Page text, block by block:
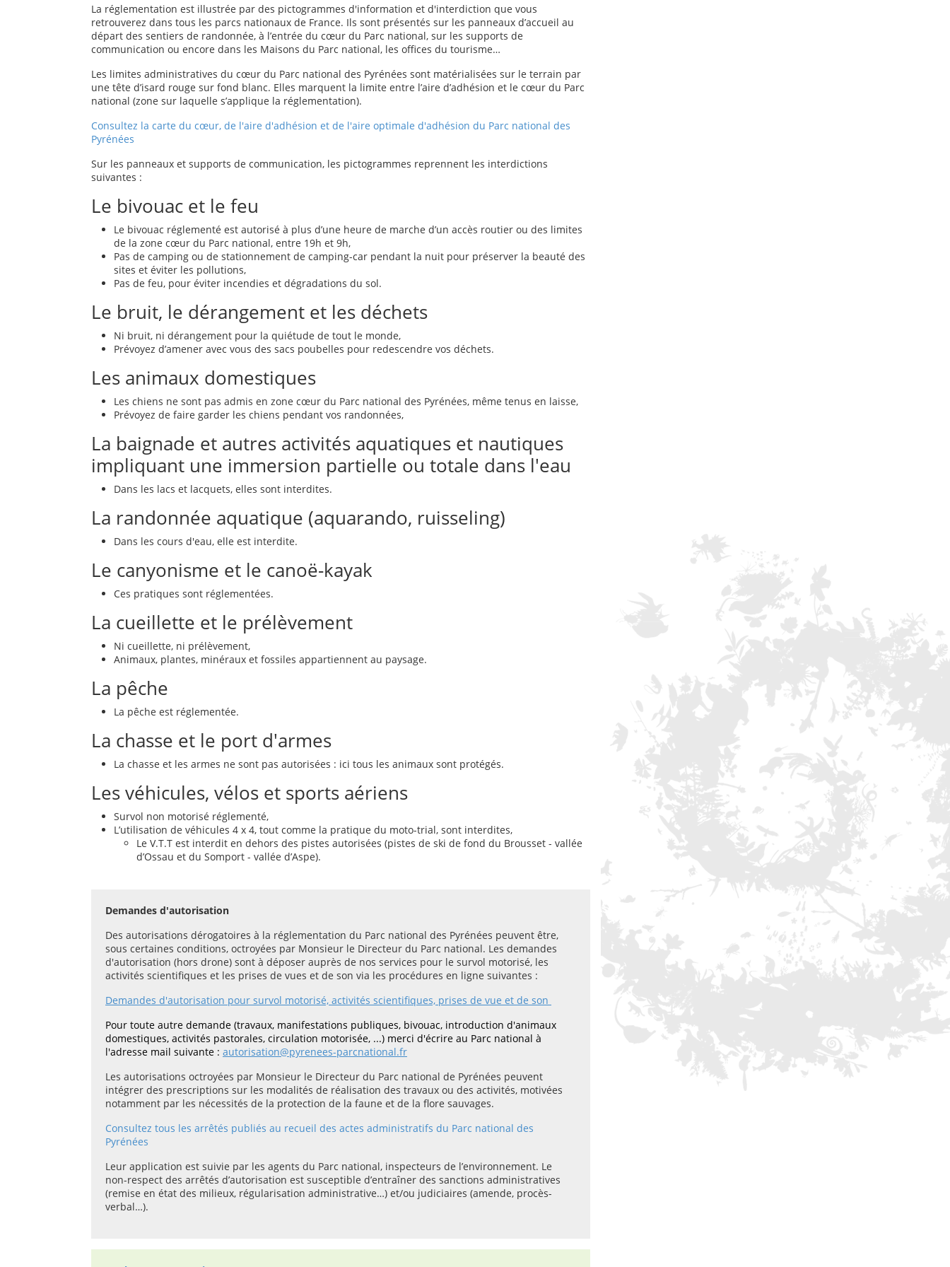
La réglementation est illustrée par des pictogrammes d'information et d'interdiction que vous
retrouverez dans tous les parcs nationaux de France. Ils sont présentés sur les panneaux d’accueil au
départ des sentiers de randonnée, à l’entrée du cœur du Parc national, sur les supports de
communication ou encore dans les Maisons du Parc national, les offices du tourisme…
Les limites administratives du cœur du Parc national des Pyrénées sont matérialisées sur le terrain par
une tête d’isard rouge sur fond blanc. Elles marquent la limite entre l’aire d’adhésion et le cœur du Parc
national (zone sur laquelle s’applique la réglementation).
Consultez la carte du cœur, de l'aire d'adhésion et de l'aire optimale d'adhésion du Parc national des
Pyrénées
Sur les panneaux et supports de communication, les pictogrammes reprennent les interdictions
suivantes :
Le bivouac et le feu
Le bivouac réglementé est autorisé à plus d’une heure de marche d’un accès routier ou des limites
de la zone cœur du Parc national, entre 19h et 9h,
Pas de camping ou de stationnement de camping-car pendant la nuit pour préserver la beauté des
sites et éviter les pollutions,
Pas de feu, pour éviter incendies et dégradations du sol.
Le bruit, le dérangement et les déchets
Ni bruit, ni dérangement pour la quiétude de tout le monde,
Prévoyez d’amener avec vous des sacs poubelles pour redescendre vos déchets.
Les animaux domestiques
Les chiens ne sont pas admis en zone cœur du Parc national des Pyrénées, même tenus en laisse,
Prévoyez de faire garder les chiens pendant vos randonnées,
La baignade et autres activités aquatiques et nautiques
impliquant une immersion partielle ou totale dans l'eau
Dans les lacs et lacquets, elles sont interdites.
La randonnée aquatique (aquarando, ruisseling)
Dans les cours d'eau, elle est interdite.
Le canyonisme et le canoë-kayak
Ces pratiques sont réglementées.
La cueillette et le prélèvement
Ni cueillette, ni prélèvement,
Animaux, plantes, minéraux et fossiles appartiennent au paysage.
La pêche
La pêche est réglementée.
La chasse et le port d'armes
La chasse et les armes ne sont pas autorisées : ici tous les animaux sont protégés.
Les véhicules, vélos et sports aériens
Survol non motorisé réglementé,
L’utilisation de véhicules 4 x 4, tout comme la pratique du moto-trial, sont interdites,
Le V.T.T est interdit en dehors des pistes autorisées (pistes de ski de fond du Brousset - vallée
d’Ossau et du Somport - vallée d’Aspe).
Demandes d'autorisation
Des autorisations dérogatoires à la réglementation du Parc national des Pyrénées peuvent être,
sous certaines conditions, octroyées par Monsieur le Directeur du Parc national. Les demandes
d'autorisation (hors drone) sont à déposer auprès de nos services pour le survol motorisé, les
activités scientifiques et les prises de vues et de son via les procédures en ligne suivantes :
Demandes d'autorisation pour survol motorisé, activités scientifiques, prises de vue et de son
Pour toute autre demande (travaux, manifestations publiques, bivouac, introduction d'animaux
domestiques, activités pastorales, circulation motorisée, ...) merci d'écrire au Parc national à
l'adresse mail suivante : autorisation@pyrenees-parcnational.fr
Les autorisations octroyées par Monsieur le Directeur du Parc national de Pyrénées peuvent
intégrer des prescriptions sur les modalités de réalisation des travaux ou des activités, motivées
notamment par les nécessités de la protection de la faune et de la flore sauvages.
Consultez tous les arrêtés publiés au recueil des actes administratifs du Parc national des
Pyrénées
Leur application est suivie par les agents du Parc national, inspecteurs de l’environnement. Le
non-respect des arrêtés d’autorisation est susceptible d’entraîner des sanctions administratives
(remise en état des milieux, régularisation administrative…) et/ou judiciaires (amende, procès-
verbal…).